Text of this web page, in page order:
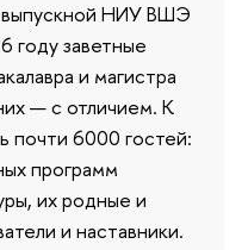
выпускной НИУ ВШЭ
году заветные
и магистра
— с отличием. К
почти 6000 гостей:
программ
их родные и
и наставники.